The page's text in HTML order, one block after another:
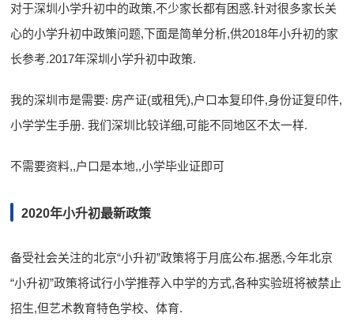
对于深圳小学升初中的政策,不少家长都有困惑.针对很多家长关
心的小学升初中政策问题,下面是简单分析,供2018年小升初的家
长参考.2017年深圳小学升初中政策.
我的深圳市是需要: 房产证(或租凭),户口本复印件,身份证复印件,
小学学生手册. 我们深圳比较详细,可能不同地区不太一样.
不需要资料,,户口是本地,,小学毕业证即可
2020年小升初最新政策
备受社会关注的北京“小升初”政策将于月底公布.据悉,今年北京
“小升初”政策将试行小学推荐入中学的方式,各种实验班将被禁止
招生,但艺术教育特色学校、体育.